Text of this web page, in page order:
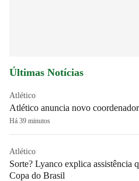
Últimas Notícias
Atlético
Atlético anuncia novo
Há 39 minutos
Atlético
Sorte? Lyanco explica assistência
Copa do Brasil